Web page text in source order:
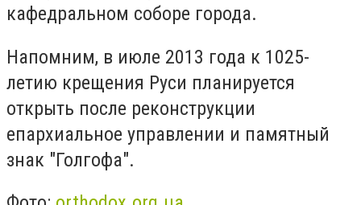
кафедральном соборе города.
Напомним, в июле 2013 года к 1025-
летию крещения Руси планируется
открыть после реконструкции
епархиальное управлении и памятный
знак "Голгофа".